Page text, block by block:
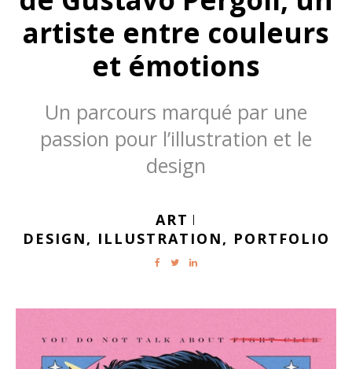
artiste entre couleurs
et émotions
Un parcours marqué par une
passion pour l’illustration et le
design
ART |
DESIGN, ILLUSTRATION, PORTFOLIO